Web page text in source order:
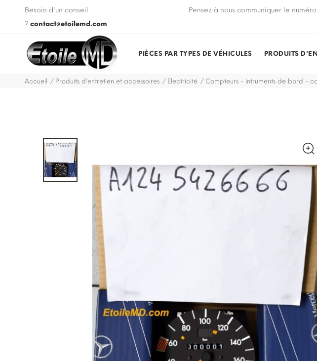
Besoin d'un conseil
? contact@etoilemd.com
VIN de votre véhicule lors de votre commande. Pensez à nous communiquer le
PIÈCES PAR TYPES DE VÉHICULES PRODUITS
Accueil Produits d'entretien et accessoires Electricité Compteurs - Intruments de bord -